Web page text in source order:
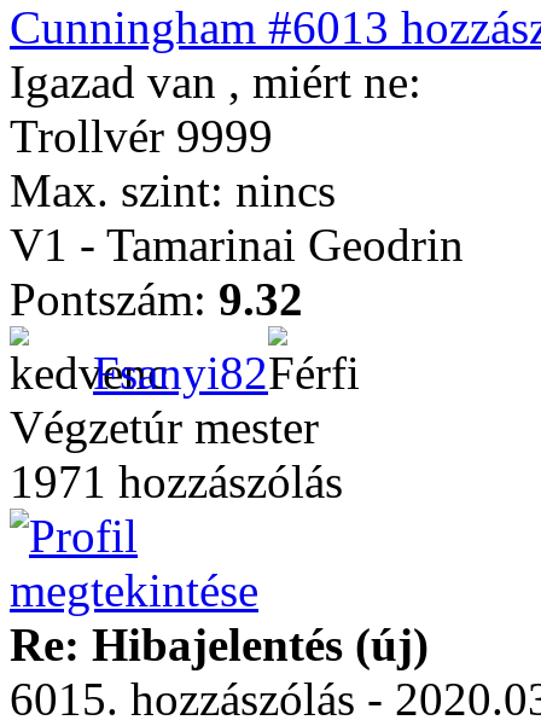
Cunningham #6013
Igazad van , miért ne:
Trollvér 9999
Max. szint: nincs
V1 - Tamarinai Geodrin
Pontszám: 9.32
Fsanyi82
Végzetúr mester
1971 hozzászólás
Re: Hibajelentés (új)
6015. hozzászólás -